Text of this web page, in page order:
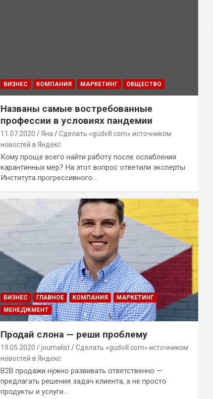
БИЗНЕС КОМПАНИЯ МАРКЕТИНГ ОБЩЕСТВО
Названы самые востребованные
профессии в условиях пандемии
11.07.2020 Яна
Сделать «gudvill.com» источником
новостей в Яндекс
Кому проще всего найти работу после ослабления
карантинных мер? На этот вопрос ответили эксперты
Института прогрессивного…
БИЗНЕС ГЛАВНОЕ КОМПАНИЯ
МАРКЕТИНГ
МЕНЕДЖМЕНТ
Продай слона — реши проблему
19.05.2020 journalist
Сделать «gudvill.com» источником
новостей в Яндекс
B2B продажи нужно развивать ответственно —
предлагать решения задач клиента, а не просто
продукты и услуги…